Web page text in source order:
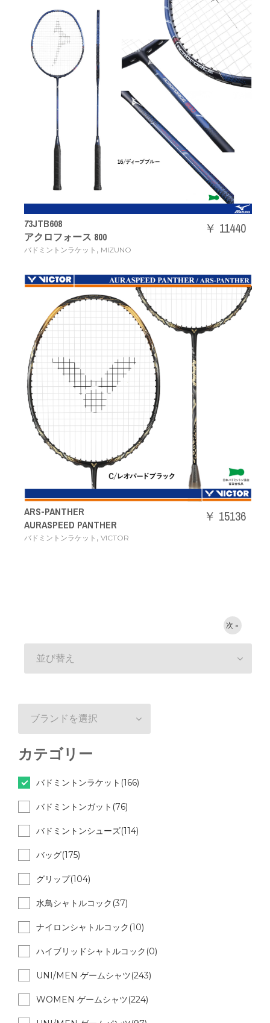
73JTB608
アクロフォース 800
バドミントンラケット , MIZUNO
￥ 11440
ARS-PANTHER
AURASPEED PANTHER
バドミントンラケット , VICTOR
￥ 15136
次 »
並び替え
ブランドを選択
カテゴリー
バドミントンラケット(166)
バドミントンガット(76)
バドミントンシューズ(114)
バッグ(175)
グリップ(104)
水鳥シャトルコック(37)
ナイロンシャトルコック(10)
ハイブリッドシャトルコック(0)
UNI/MEN ゲームシャツ(243)
WOMEN ゲームシャツ(224)